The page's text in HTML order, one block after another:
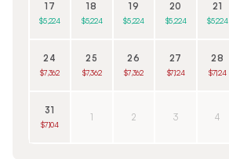
17
$5,224
18
$5,224
19
$5,224
20
$5,224
21
$5,224
24
$7,362
25
$7,362
26
$7,362
27
$7,124
28
$7,124
31
$7,104
1 2 3 4